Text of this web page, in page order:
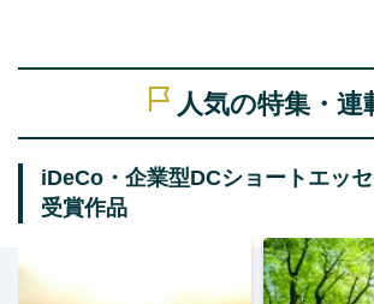
人気の特集・連
iDeCo・企業型DCショートエッ
受賞作品